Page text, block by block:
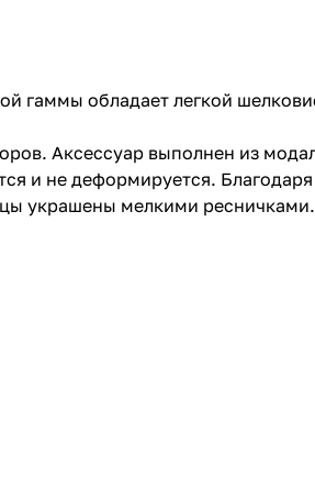
гаммы обладает легкой
Аксессуар выполнен из
и не деформируется. Благодаря
украшены мелкими ресничками.